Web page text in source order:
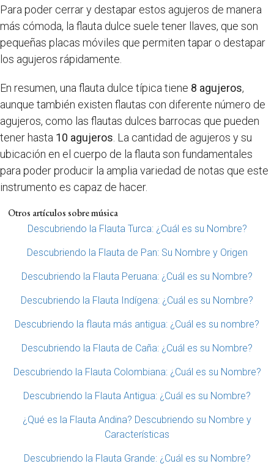
Para poder cerrar y destapar estos agujeros de manera
más cómoda, la flauta dulce suele tener llaves, que son
pequeñas placas móviles que permiten tapar o destapar
los agujeros rápidamente.
En resumen, una flauta dulce típica tiene 8 agujeros,
aunque también existen flautas con diferente número de
agujeros, como las flautas dulces barrocas que pueden
tener hasta 10 agujeros . La cantidad de agujeros y su
ubicación en el cuerpo de la flauta son fundamentales
para poder producir la amplia variedad de notas que este
instrumento es capaz de hacer.
Otros artículos sobre música
Descubriendo la Flauta Turca: ¿Cuál es su Nombre?
Descubriendo la Flauta de Pan: Su Nombre y Origen
Descubriendo la Flauta Peruana: ¿Cuál es su Nombre?
Descubriendo la Flauta Indígena: ¿Cuál es su Nombre?
Descubriendo la flauta más antigua: ¿Cuál es su nombre?
Descubriendo la Flauta de Caña: ¿Cuál es su Nombre?
Descubriendo la Flauta Colombiana: ¿Cuál es su Nombre?
Descubriendo la Flauta Antigua: ¿Cuál es su Nombre?
¿Qué es la Flauta Andina? Descubriendo su Nombre y
Características
Descubriendo la Flauta Grande: ¿Cuál es su Nombre?